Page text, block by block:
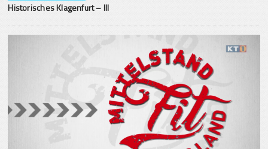
Historisches Klagenfurt – III